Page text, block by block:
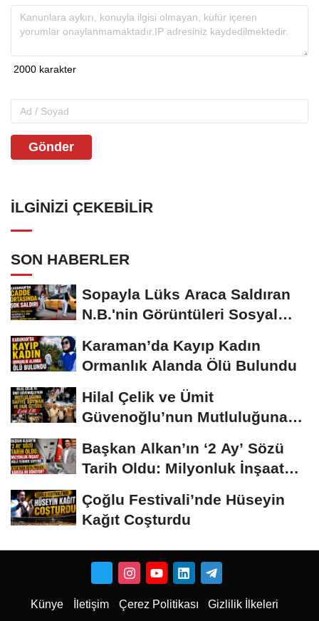
Gönder
İLGINIZI ÇEKEBILIR
SON HABERLER
Sopayla Lüks Araca Saldıran
N.B.'nin Görüntüleri Sosyal
Karaman’da Kayıp Kadın
Ormanlık Alanda Ölü Bulundu
Hilal Çelik ve Ümit
Güvenoğlu’nun Mutluluğuna
Başkan Alkan’ın ‘2 Ay’ Sözü
Tarih Oldu: Milyonluk İnşaat
Çoğlu Festivali’nde Hüseyin
Kağıt Coşturdu
Künye İletişim Çerez Politikası Gizlilik İlkeleri